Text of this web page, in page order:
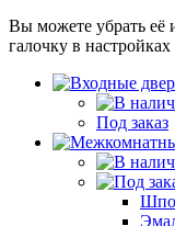
Вы можете убрать её
галочку в
Под заказ